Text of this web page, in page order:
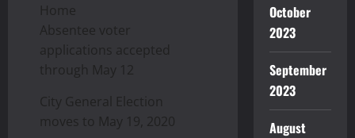
Home
Absentee voter
applications accepted
through May 12
City General Election
moves to May 19, 2020
October
2023
September
2023
August